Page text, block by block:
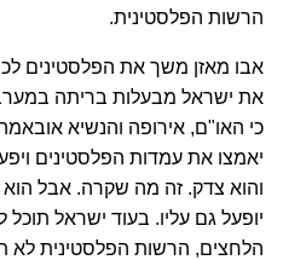
הרשות הפלסטינית.
אבו מאזן משך את הפלסטינים
את ישראל מבעלות בריתה
כי האו"ם, אירופה והנשיא
יאמצו את עמדות הפלסטינים
והוא צדק. זה מה שקרה. אבל
יופעל גם עליו. בעוד ישראל
הלחצים, הרשות הפלסטינית לא